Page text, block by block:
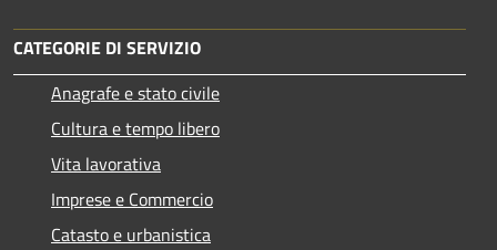
CATEGORIE DI SERVIZIO
Anagrafe e stato civile
Cultura e tempo libero
Vita lavorativa
Imprese e Commercio
Catasto e urbanistica